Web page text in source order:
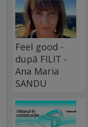
Feel good -
după FILIT -
Ana Maria
SANDU